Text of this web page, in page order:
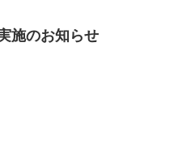
施のお知らせ